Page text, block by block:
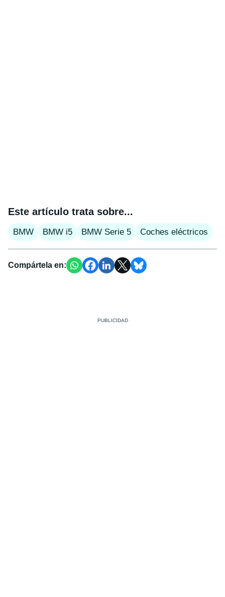
Este artículo trata sobre...
BMW BMW i5 BMW Serie 5 Coches eléctricos
Compártela en: